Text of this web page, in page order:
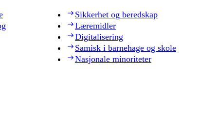
Sikkerhet og beredskap
Læremidler
Digitalisering
Samisk i barnehage og skole
Nasjonale minoriteter